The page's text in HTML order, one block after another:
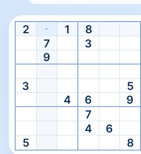
קשה מאוד אונליין
והמרושעים ביותר עם הכי מעט רמזים
2 1
8
7
3
9
3
5
4
6 9
7
4
6
5
8